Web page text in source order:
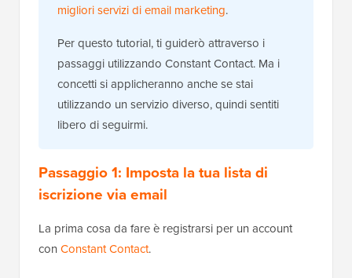
migliori servizi di email marketing.
Per questo tutorial, ti guiderò attraverso i
passaggi utilizzando Constant Contact. Ma i
concetti si applicheranno anche se stai
utilizzando un servizio diverso, quindi sentiti
libero di seguirmi.
Passaggio 1: Imposta la tua lista di
iscrizione via email
La prima cosa da fare è registrarsi per un account
con Constant Contact.